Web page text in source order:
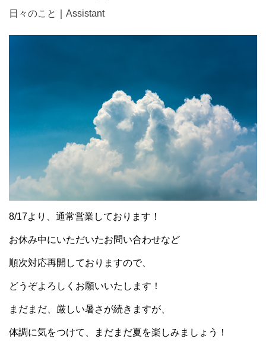
日々のこと
Assistant
8/17より、通常営業しております！
お休み中にいただいたお問い合わせなど
順次対応再開しておりますので、
どうぞよろしくお願いいたします！
まだまだ、厳しい暑さが続きますが、
体調に気をつけて、まだまだ夏を楽しみましょう！